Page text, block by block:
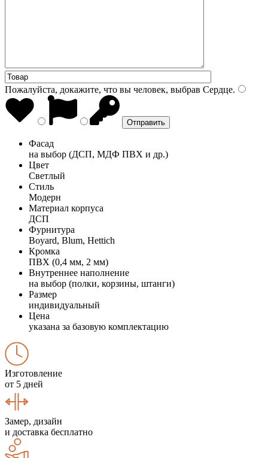
Пожалуйста, докажите, что вы человек, выбрав Сердце.
Фасад
на выбор (ДСП, МДФ ПВХ и др.)
Цвет
Светлый
Стиль
Модерн
Материал корпуса
ДСП
Фурнитура
Boyard, Blum, Hettich
Кромка
ПВХ (0,4 мм, 2 мм)
Внутреннее наполнение
на выбор (полки, корзины, штанги)
Размер
индивидуальный
Цена
указана за базовую комплектацию
Изготовление
от 5 дней
Замер, дизайн
и доставка бесплатно